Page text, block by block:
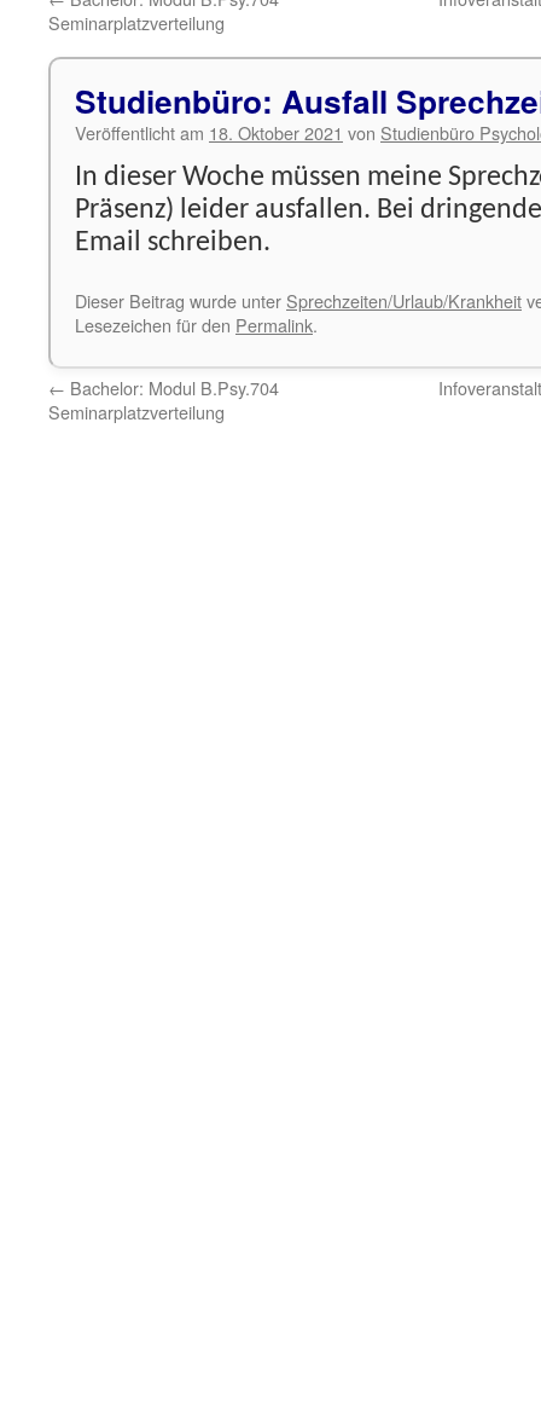
Seminarplatzverteilung
Studienbüro: Ausfall
Veröffentlicht am 18. Oktober 2021 von Studienbüro
In dieser Woche müssen meine
Präsenz) leider ausfallen. Bei
Email schreiben.
Dieser Beitrag wurde unter Sprechzeiten/Urlaub/Krankheit
Lesezeichen für den Permalink.
← Bachelor: Modul B.Psy.704
Seminarplatzverteilung